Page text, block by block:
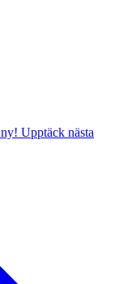
ny! Upptäck nästa